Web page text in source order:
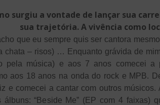
surgiu a vontade de lançar sua
sua trajetória. A vivência como
que eu sempre quis ser cantora
chata – risos) … Enquanto grávida de
pela música) e aos 7 anos comecei
aos 18 anos na onda do rock e MPB.
e comecei a cantar com outros
álbuns: “Beside Me” (EP com 4 faixas)